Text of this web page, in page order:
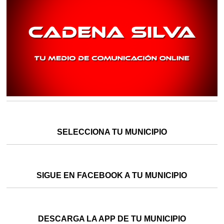
SELECCIONA TU MUNICIPIO
SIGUE EN FACEBOOK A TU MUNICIPIO
DESCARGA LA APP DE TU MUNICIPIO